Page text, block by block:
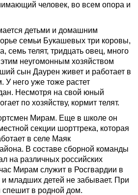
человек, во всем опора и
детьми и домашним
семьи Букашевых три коровы,
семь телят, тридцать овец, много
неугомонным хозяйством
сын Даурен живет и работает в
У него уже тоже растет
Несмотря на свой юный
по хозяйству, кормит телят.
Мирам. Еще в школе он
секции шорт­трека, которая
в селе Маяк
В составе сборной команды
на различных российских
Мирам служит в Росгвардии в
младших детей не забывает. При
спешит в родной дом.